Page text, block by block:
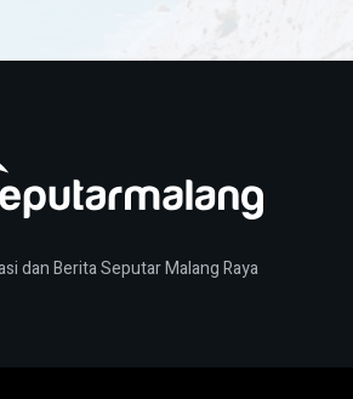
dan Berita Seputar Malang Raya